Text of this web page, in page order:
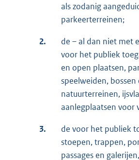
als zodanig
parkeerterreinen;
2.
de – al dan niet met
voor het publiek
en open plaatsen,
speelweiden, bossen
natuurterreinen,
aanlegplaatsen voor
3.
de voor het publiek
stoepen, trappen,
passages en